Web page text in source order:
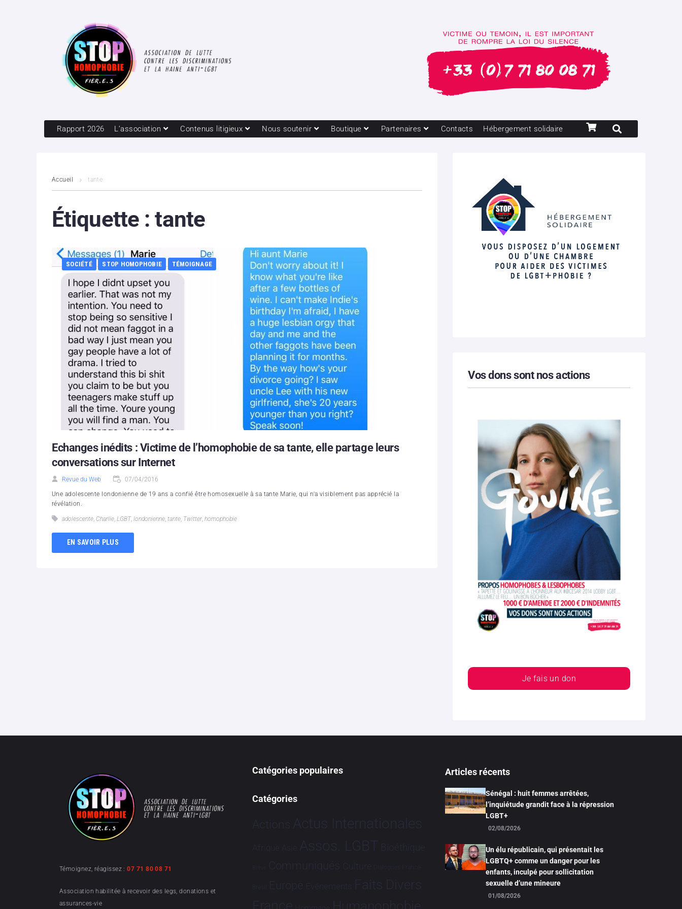
Rapport 2026 L’association Contenus litigieux Nous soutenir Boutique Partenaires Contacts Hébergement solidaire
Accueil tante
Étiquette :tante
SOCIÉTÉ STOP HOMOPHOBIE TÉMOIGNAGE
Echanges inédits : Victime de l’‪‎homophobie‬ de sa tante, elle partage leurs
conversations sur Internet
Revue du Web 07/04/2016
Une adolescente londonienne de 19 ans a confié être homosexuelle à sa tante Marie, qui n'a visiblement pas apprécié la
révélation.
adolescente, Charlie, LGBT, londonienne, tante, Twitter, ‪‎homophobie‬
EN SAVOIR PLUS
Vos dons sont nos actions
Je fais un don
Témoignez, réagissez :07 71 80 08 71
Association habilitée à recevoir des legs, donations et
assurances-vie
Catégories populaires
Catégories
Actions Actus Internationales
Afrique Asie Assos. LGBT Bioéthique
Brève Communiqués Culture Dialogues France-
Brésil Europe Evénements Faits Divers
Humanophobie
Articles récents
Sénégal : huit femmes arrêtées,
l’inquiétude grandit face à la répression
LGBT+
02/08/2026
Un élu républicain, qui présentait les
LGBTQ+ comme un danger pour les
enfants, inculpé pour sollicitation
sexuelle d’une mineure
01/08/2026